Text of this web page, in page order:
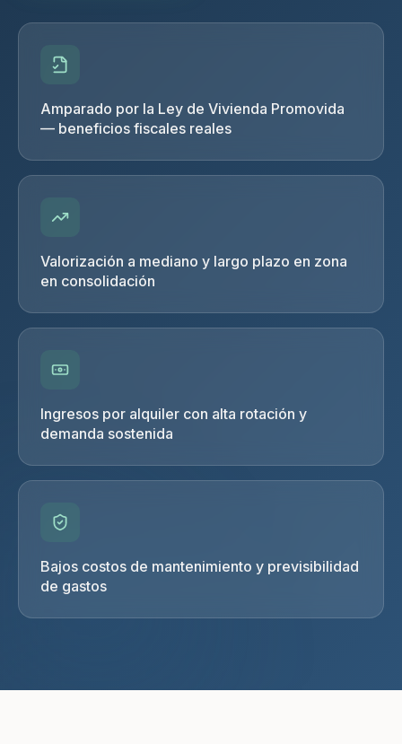
Amparado por la Ley de Vivienda Promovida
— beneficios fiscales reales
Valorización a mediano y largo plazo en zona
en consolidación
Ingresos por alquiler con alta rotación y
demanda sostenida
Bajos costos de mantenimiento y previsibilidad
de gastos